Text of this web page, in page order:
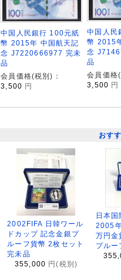
中国人民銀行 100元紙
幣 2015年 中国航天記
念 J7220666977 完未
品
会員価格(税別)：
3,500 円
中国人民
幣 2015
念
品
会員価格(
3,500 円
おす
2002FIFA 日韓ワール
ドカップ 記念金銀プ
ルーフ貨幣 2枚セット
完未品
355,000 円(税別)
日本国
2005
万円金
プルー